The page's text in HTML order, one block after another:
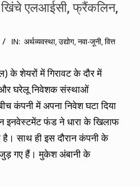
एलआईसी, फ्रैंकलिन,
IN: अर्थव्यवस्था,उद्योग,नवा-जूनी,वित्त
शेयरों में गिरावट के दौर में
घरेलू निवेशक संस्थाओं
में अपना निवेश घटा दिया
इनवेस्टमेंट फंड ने धारा के खिलाफ
साथ ही इस दौरान कंपनी के
गए हैं। मुकेश अंबानी के